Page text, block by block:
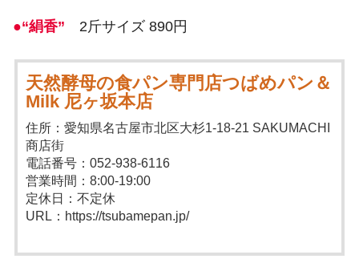
●“絹香” 2斤サイズ 890円
天然酵母の食パン専門店つばめパン＆
Milk 尼ヶ坂本店
住所：愛知県名古屋市北区大杉1-18-21 SAKUMACHI
商店街
電話番号：052-938-6116
営業時間：8:00-19:00
定休日：不定休
URL：https://tsubamepan.jp/